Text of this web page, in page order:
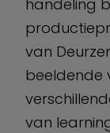
handeling
van
beeldende
van